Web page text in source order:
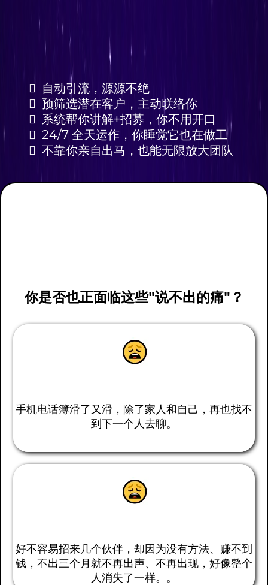
自动引流，源源不绝
预筛选潜在客户，主动联络你
系统帮你讲解+招募，你不用开口
24/7 全天运作，你睡觉它也在做工
不靠你亲自出马，也能无限放大团队
你是否也正面临这些"说不出的痛"？
手机电话簿滑了又滑，除了家人和自己，再也找不
到下一个人去聊。
好不容易招来几个伙伴，却因为没有方法、赚不到
钱，不出三个月就不再出声、不再出现，好像整个
人消失了一样。 。